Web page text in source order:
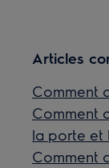
Articles
Comment
Comment
la porte et
Comment